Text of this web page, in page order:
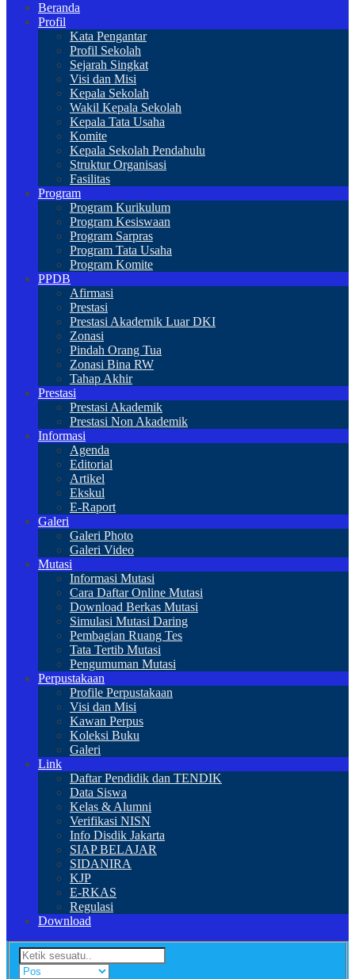
Beranda
Profil
Kata Pengantar
Profil Sekolah
Sejarah Singkat
Visi dan Misi
Kepala Sekolah
Wakil Kepala Sekolah
Kepala Tata Usaha
Komite
Kepala Sekolah Pendahulu
Struktur Organisasi
Fasilitas
Program
Program Kurikulum
Program Kesiswaan
Program Sarpras
Program Tata Usaha
Program Komite
PPDB
Afirmasi
Prestasi
Prestasi Akademik Luar DKI
Zonasi
Pindah Orang Tua
Zonasi Bina RW
Tahap Akhir
Prestasi
Prestasi Akademik
Prestasi Non Akademik
Informasi
Agenda
Editorial
Artikel
Ekskul
E-Raport
Galeri
Galeri Photo
Galeri Video
Mutasi
Informasi Mutasi
Cara Daftar Online Mutasi
Download Berkas Mutasi
Simulasi Mutasi Daring
Pembagian Ruang Tes
Tata Tertib Mutasi
Pengumuman Mutasi
Perpustakaan
Profile Perpustakaan
Visi dan Misi
Kawan Perpus
Koleksi Buku
Galeri
Link
Daftar Pendidik dan TENDIK
Data Siswa
Kelas & Alumni
Verifikasi NISN
Info Disdik Jakarta
SIAP BELAJAR
SIDANIRA
KJP
E-RKAS
Regulasi
Download